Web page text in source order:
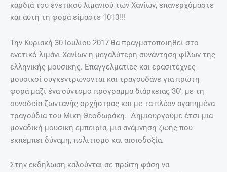
καρδιά του ενετικού λιμανιού των Χανίων, επανερχόμαστε
και αυτή τη φορά είμαστε 1013!!!
Την Κυριακή 30 Ιουλίου 2017 θα πραγματοποιηθεί στο
ενετικό λιμάνι Χανίων η μεγαλύτερη συνάντηση φίλων της
ελληνικής μουσικής. Επαγγελματίες και ερασιτέχνες
μουσικοί συγκεντρώνονται και τραγουδάνε για πρώτη
φορά μαζί ένα σύντομο πρόγραμμα διάρκειας 30’, με τη
συνοδεία ζωντανής ορχήστρας και με τα πλέον αγαπημένα
τραγούδια του Μίκη Θεοδωράκη. Δημιουργούμε έτσι μια
μοναδική μουσική εμπειρία, μια ανάμνηση ζωής που
εκπέμπει δύναμη, πολιτισμό και αισιοδοξία.
Στην εκδήλωση καλούνται σε πρώτη φάση να